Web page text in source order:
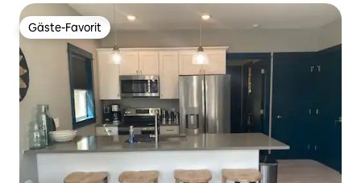
Gäste-Favorit
Gäste-Favorit